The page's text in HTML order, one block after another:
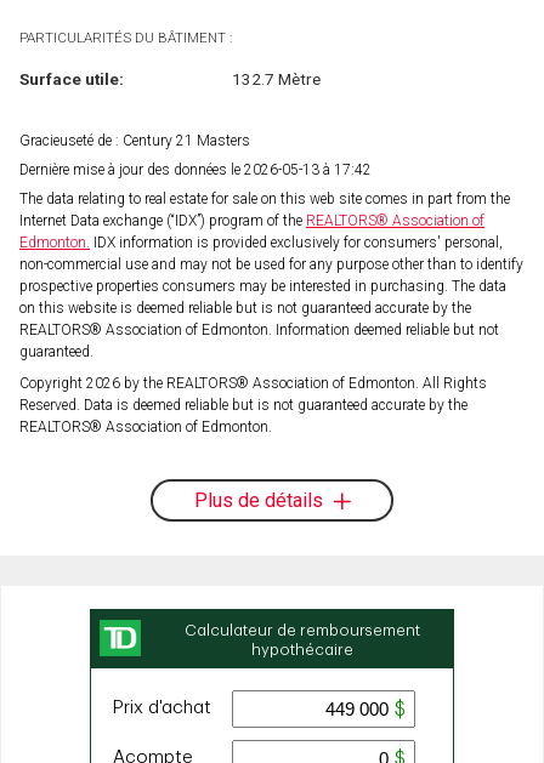
PARTICULARITÉS DU BÂTIMENT :
Surface utile: 132.7 Mètre
Gracieuseté de : Century 21 Masters
Dernière mise à jour des données le 2026-05-13 à 17:42
The data relating to real estate for sale on this web site comes in part from the
Internet Data exchange (“IDX”) program of the REALTORS® Association of
Edmonton. IDX information is provided exclusively for consumers' personal,
non-commercial use and may not be used for any purpose other than to identify
prospective properties consumers may be interested in purchasing. The data
on this website is deemed reliable but is not guaranteed accurate by the
REALTORS® Association of Edmonton. Information deemed reliable but not
guaranteed.
Copyright 2026 by the REALTORS® Association of Edmonton. All Rights
Reserved. Data is deemed reliable but is not guaranteed accurate by the
REALTORS® Association of Edmonton.
Plus de détails